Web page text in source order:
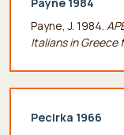
Payne, J. 1984.
Italians in Greece
Pecirka 1966